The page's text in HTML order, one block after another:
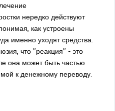
нередко действуют
как устроены
именно уходят средства.
что "реакция" - это
она может быть частью
к денежному переводу.